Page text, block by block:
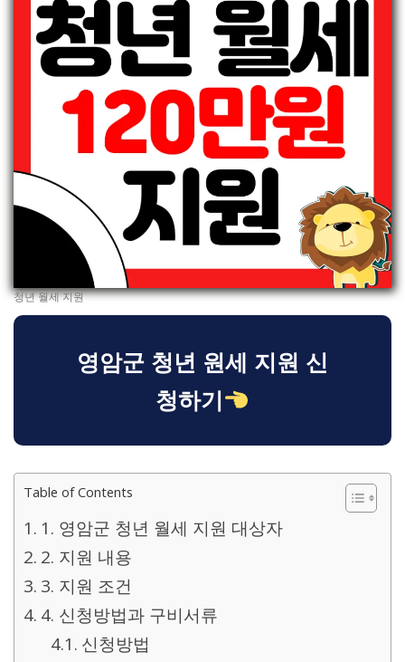
청년 월세 지원
영암군 청년 원세 지원 신
청하기
Table of Contents
1. 영암군 청년 월세 지원 대상자
2. 지원 내용
3. 지원 조건
4. 신청방법과 구비서류
신청방법